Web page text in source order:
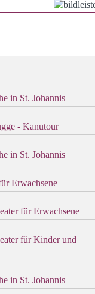
in St. Johannis
- Kanutour
in St. Johannis
Erwachsene
für Erwachsene
für Kinder und
in St. Johannis